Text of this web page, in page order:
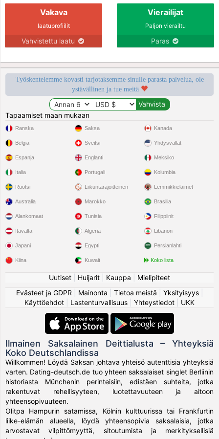
Vakava
laatuprofiilit
Vahvistettu laatu
Vierailijat
Paljon vierailtu
Paras
Työskentelemme kovasti tarjotaksemme sinulle parasta palvelua, ole
ystävällinen ja tue meitä
Tapaamiset maan mukaan
Ranska
Belgia
Espanja
Italia
Ruotsi
Saksa
Sveitsi
Englanti
Portugali
Liikuntarajoitteinen
Kanada
Yhdysvallat
Meksiko
Kolumbia
Lemmikkieläimet
Australia
Alankomaat
Itävalta
Japani
Kiina
Marokko
Tunisia
Algeria
Egypti
Kuwait
Brasilia
Filippiinit
Libanon
Persianlahti
Koko lista
Uutiset Huijarit Kauppa
Mielipiteet
Evästeet ja GDPR
Mainonta Tietoa meistä Yksityisyys|
Käyttöehdot
Lastenturvallisuus Yhteystiedot UKK
Ilmainen Saksalainen Deittialusta – Yhteyksiä
Koko Deutschlandissa
Willkommen! Löydä Saksan johtava yhteisö autenttisia yhteyksiä
varten. Dating-deutsch.de tuo yhteen saksalaiset singlet Berliinin
historiasta Münchenin perinteisiin, edistäen suhteita, jotka
rakentuvat rehellisyyteen, luotettavuuteen ja aitoon
yhteensopivuuteen.
Olitpa Hampurin satamissa, Kölnin kulttuurissa tai Frankfurtin
liike-elämän alueella, löydä yhteensopivia saksalaisia, jotka
arvostavat vilpittömyyttä, sitoutumista ja merkityksellisiä